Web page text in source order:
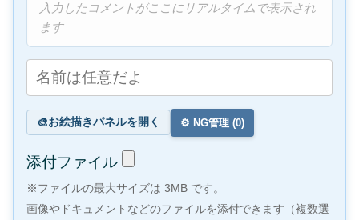
入力したコメントがここにリアルタイムで表示され
ます
🎨お絵描きパネルを開く ⚙️ NG管理 (0)
添付ファイル
※ファイルの最大サイズは 3MB です。
画像やドキュメントなどのファイルを添付できます（複数選